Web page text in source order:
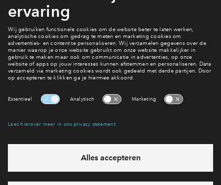
Interesse? Meld je dan snel aan
Hiermee blijf je op de hoogte van het belangrijkste nieuws en
Ja, ik wil mij aanmelden